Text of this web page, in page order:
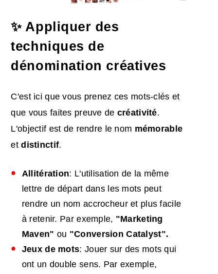
✨ Appliquer des
techniques de
dénomination créatives
C'est ici que vous prenez ces mots-clés et
que vous faites preuve de créativité.
L'objectif est de rendre le nom mémorable
etdistinctif.
Allitération: L'utilisation de la même
lettre de départ dans les mots peut
rendre un nom accrocheur et plus facile
à retenir. Par exemple, "Marketing
Maven" ou "Conversion Catalyst".
Jeux de mots: Jouer sur des mots qui
ont un double sens. Par exemple,